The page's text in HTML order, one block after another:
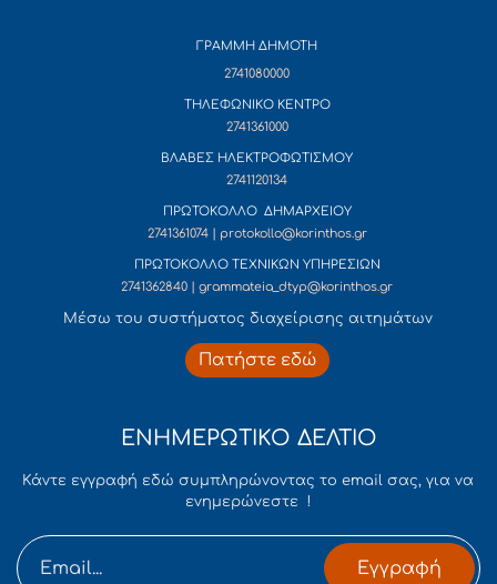
ΓΡΑΜΜΗ ΔΗΜΟΤΗ
2741080000
ΤΗΛΕΦΩΝΙΚΟ ΚΕΝΤΡΟ
2741361000
ΒΛΑΒΕΣ ΗΛΕΚΤΡΟΦΩΤΙΣΜΟΥ
2741120134
ΠΡΩΤΟΚΟΛΛΟ ΔΗΜΑΡΧΕΙΟΥ
2741361074 | protokollo@korinthos.gr
ΠΡΩΤΟΚΟΛΛΟ ΤΕΧΝΙΚΩΝ ΥΠΗΡΕΣΙΩΝ
2741362840 | grammateia_dtyp@korinthos.gr
Mέσω του συστήματος διαχείρισης αιτημάτων
Πατήστε εδώ
ΕΝΗΜΕΡΩΤΙΚΟ ΔΕΛΤΙΟ
Κάντε εγγραφή εδώ συμπληρώνοντας το email σας, για να
ενημερώνεστε !
Εγγραφή